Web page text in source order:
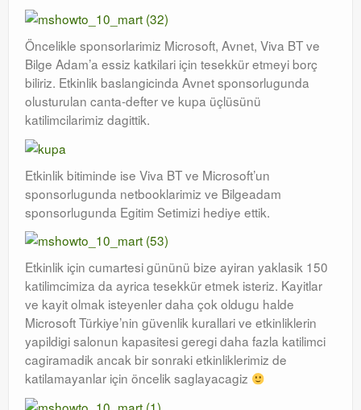
Öncelikle sponsorlarimiz Microsoft, Avnet, Viva BT ve
Bilge Adam’a essiz katkilari için tesekkür etmeyi borç
biliriz. Etkinlik baslangicinda Avnet sponsorlugunda
olusturulan canta-defter ve kupa üçlüsünü
katilimcilarimiz dagittik.
Etkinlik bitiminde ise Viva BT ve Microsoft’un
sponsorlugunda netbooklarimiz ve Bilgeadam
sponsorlugunda Egitim Setimizi hediye ettik.
Etkinlik için cumartesi gününü bize ayiran yaklasik 150
katilimcimiza da ayrica tesekkür etmek isteriz. Kayitlar
ve kayit olmak isteyenler daha çok oldugu halde
Microsoft Türkiye’nin güvenlik kurallari ve etkinliklerin
yapildigi salonun kapasitesi geregi daha fazla katilimci
cagiramadik ancak bir sonraki etkinliklerimiz de
katilamayanlar için öncelik saglayacagiz